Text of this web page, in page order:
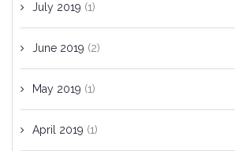
July 2019 (1)
June 2019 (2)
May 2019 (1)
April 2019 (1)